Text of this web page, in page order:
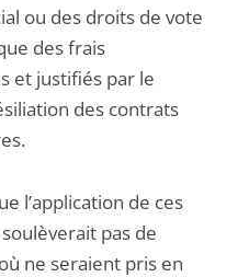
ou des droits de vote
des frais
et justifiés par le
des contrats
l’application de ces
pas de
ne seraient pris en